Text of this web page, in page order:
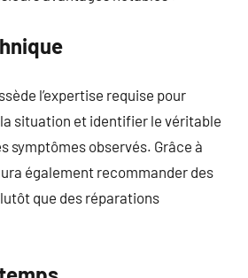
l’expertise requise pour
situation et identifier le véritable
symptômes observés. Grâce à
également recommander des
que des réparations